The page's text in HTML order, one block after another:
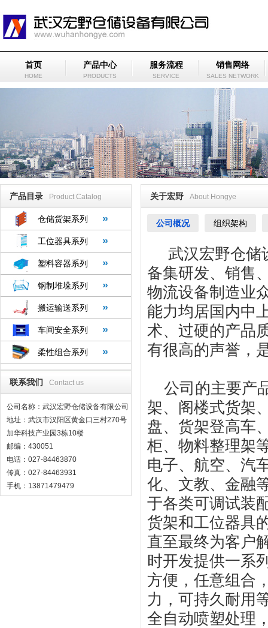
首页
HOME
产品中心
PRODUCTS
服务流程
SERVICE
销售网络
SALES NETWORK
产品目录 Product Catalog
仓储货架系列
工位器具系列
塑料容器系列
钢制堆垛系列
搬运输送系列
车间安全系列
柔性组合系列
联系我们 Contact us
公司名称：武汉宏野仓储设备有限公司
地址：武汉市汉阳区黄金口三村270号
加华科技产业园3栋10楼
邮编：430051
电话：027-84463870
传真：027-84463931
手机：13871479479
关于宏野 About Hongye
公司概况 组织架构
武汉宏野仓储
备集研发、销售
物流设备制造业
能力均居国内中
术、过硬的产品
有很高的声誉，
公司的主要产
架、阁楼式货架
盘、货架登高车
柜、物料整理架
电子、航空、汽
化、文教、金融
于各类可调试装
货架和工位器具
直至最终为客户
时开发提供一系
方便，任意组合
力，可持久耐用
全自动喷塑处理